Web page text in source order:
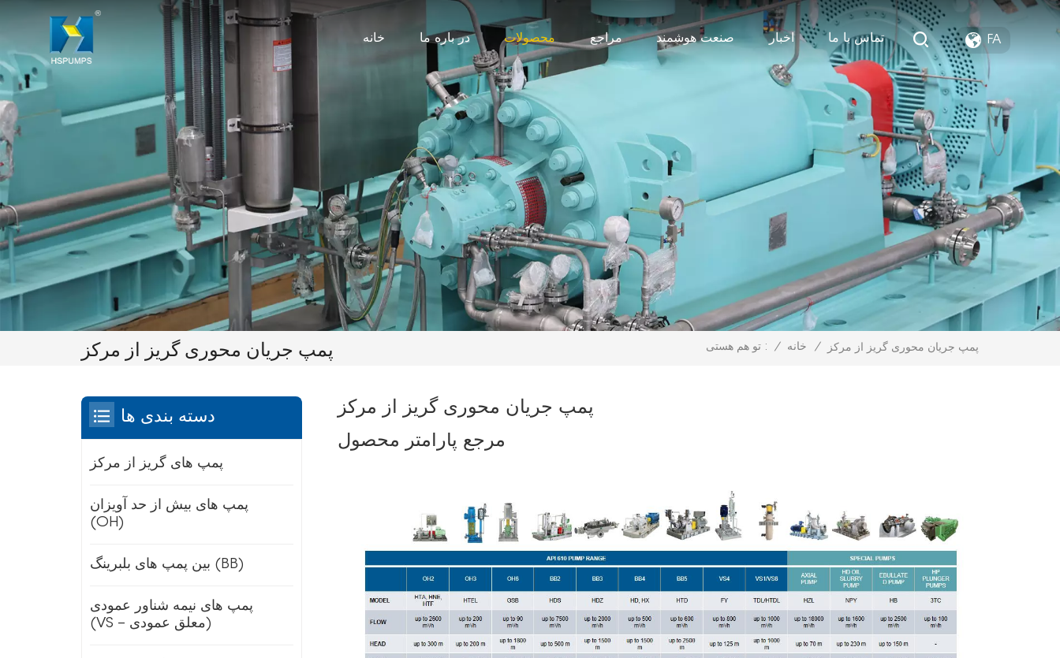
خانه در باره ما محصولات مراجع صنعت هوشمند اخبار تماس با ما FA
پمپ جریان محوری گریز از مرکز تو هم هستی : / خانه / پمپ جریان محوری گریز از مرکز
پمپ جریان محوری گریز از مرکز
مرجع پارامتر محصول
دسته بندی ها
پمپ های گریز از مرکز
پمپ های بیش از حد آویزان
(OH)
بین پمپ های بلبرینگ (BB)
پمپ های نیمه شناور عمودی
(VS – معلق عمودی)